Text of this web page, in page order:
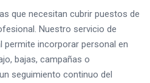
que necesitan cubrir puestos de
Nuestro servicio de
incorporar personal en
bajas, campañas o
seguimiento continuo del